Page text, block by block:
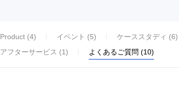
Product (4) イベント (5) ケーススタディ (6)
アフターサービス (1)
よくあるご質問 (10)